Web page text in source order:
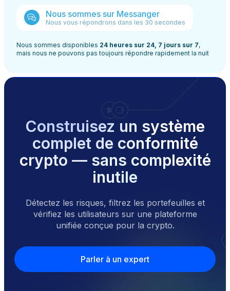
Nous sommes sur Messanger
Nous vous répondrons dans les 30 secondes
Nous sommes disponibles 24 heures sur 24, 7 jours sur 7,
mais nous ne pouvons pas toujours répondre rapidement la nuit
Construisez un système
complet de conformité
crypto — sans complexité
inutile
Détectez les risques, filtrez les portefeuilles et
vérifiez les utilisateurs sur une plateforme
unifiée conçue pour la crypto.
Parler à un expert